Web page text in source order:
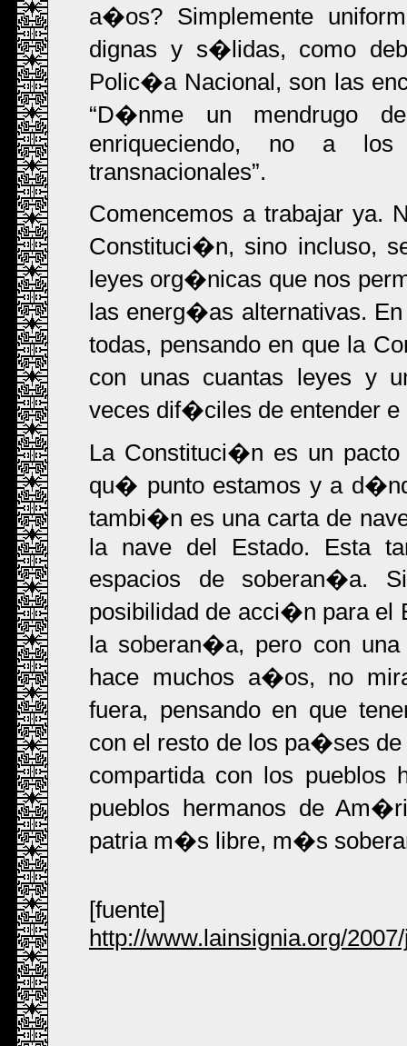
a�os? Simplemente
dignas y s�lidas, como
Polic�a Nacional, son las
D�nme un mendrugo
enriqueciendo, no a
transnacionales .
Comencemos a trabajar
Constituci�n, sino incluso,
leyes org�nicas que nos
las energ�as alternativas.
todas, pensando en que la
con unas cuantas leyes y
veces dif�ciles de entender
La Constituci�n es un
qu� punto estamos y a
tambi�n es una carta de
la nave del Estado. Esta
espacios de soberan�a.
posibilidad de acci�n para el
la soberan�a, pero con
hace muchos a�os, no
fuera, pensando en que
con el resto de los pa�ses
compartida con los
pueblos hermanos de
patria m�s libre, m�s
[fuente]
http://www.lainsignia.org/